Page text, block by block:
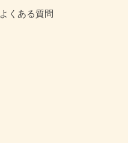
よくある質問